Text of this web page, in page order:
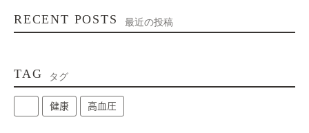
RECENT POSTS 最近の投稿
TAG タグ
健康 高血圧